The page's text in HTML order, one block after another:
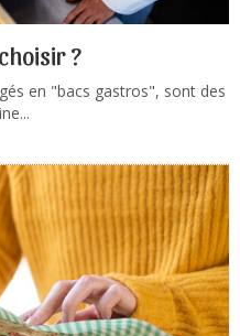
?
en "bacs gastros", sont des